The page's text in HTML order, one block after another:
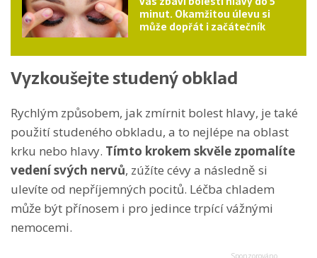
minut. Okamžitou úlevu si
může dopřát i začátečník
Vyzkoušejte studený obklad
Rychlým způsobem, jak zmírnit bolest hlavy, je také
použití studeného obkladu, a to nejlépe na oblast
krku nebo hlavy. Tímto krokem skvěle zpomalíte
vedení svých nervů, zúžíte cévy a následně si
ulevíte od nepříjemných pocitů. Léčba chladem
může být přínosem i pro jedince trpící vážnými
nemocemi.